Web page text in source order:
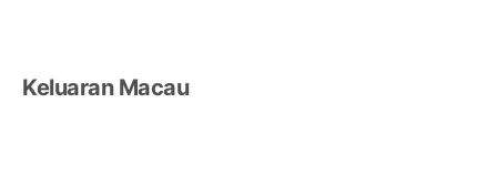
Keluaran Macau